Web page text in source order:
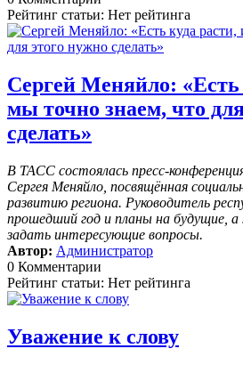
Рейтинг статьи: Нет рейтинга
Сергей Меняйло: «Есть
мы точно знаем, что
сделать»
В ТАСС состоялась пресс-
Сергея Меняйло, посвящённая
развитию региона. Руководитель
прошедший год и планы на будущие,
задать интересующие вопросы.
Автор: Администратор
0 Комментарии
Рейтинг статьи: Нет рейтинга
Уважение к слову